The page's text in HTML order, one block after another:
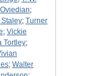
;
Staley; Turner
; Vickie
Tortley;
; Walter